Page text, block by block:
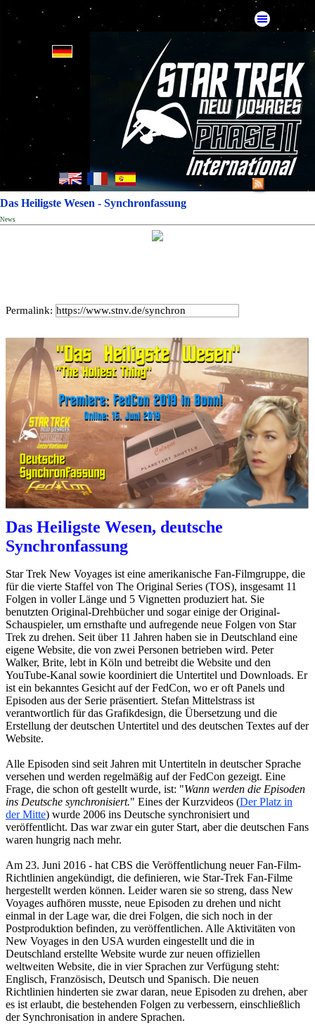
Das Heiligste Wesen - Synchronfassung
News
Permalink:
Das Heiligste Wesen, deutsche
Synchronfassung
Star Trek New Voyages ist eine amerikanische Fan-Filmgruppe, die
für die vierte Staffel von The Original Series (TOS), insgesamt 11
Folgen in voller Länge und 5 Vignetten produziert hat. Sie
benutzten Original-Drehbücher und sogar einige der Original-
Schauspieler, um ernsthafte und aufregende neue Folgen von Star
Trek zu drehen. Seit über 11 Jahren haben sie in Deutschland eine
eigene Website, die von zwei Personen betrieben wird. Peter
Walker, Brite, lebt in Köln und betreibt die Website und den
YouTube-Kanal sowie koordiniert die Untertitel und Downloads. Er
ist ein bekanntes Gesicht auf der FedCon, wo er oft Panels und
Episoden aus der Serie präsentiert. Stefan Mittelstrass ist
verantwortlich für das Grafikdesign, die Übersetzung und die
Erstellung der deutschen Untertitel und des deutschen Textes auf der
Website.
Alle Episoden sind seit Jahren mit Untertiteln in deutscher Sprache
versehen und werden regelmäßig auf der FedCon gezeigt. Eine
Frage, die schon oft gestellt wurde, ist: "Wann werden die Episoden
ins Deutsche synchronisiert." Eines der Kurzvideos (Der Platz in
der Mitte) wurde 2006 ins Deutsche synchronisiert und
veröffentlicht. Das war zwar ein guter Start, aber die deutschen Fans
waren hungrig nach mehr.
Am 23. Juni 2016 - hat CBS die Veröffentlichung neuer Fan-Film-
Richtlinien angekündigt, die definieren, wie Star-Trek Fan-Filme
hergestellt werden können. Leider waren sie so streng, dass New
Voyages aufhören musste, neue Episoden zu drehen und nicht
einmal in der Lage war, die drei Folgen, die sich noch in der
Postproduktion befinden, zu veröffentlichen. Alle Aktivitäten von
New Voyages in den USA wurden eingestellt und die in
Deutschland erstellte Website wurde zur neuen offiziellen
weltweiten Website, die in vier Sprachen zur Verfügung steht:
Englisch, Französisch, Deutsch und Spanisch. Die neuen
Richtlinien hinderten sie zwar daran, neue Episoden zu drehen, aber
es ist erlaubt, die bestehenden Folgen zu verbessern, einschließlich
der Synchronisation in andere Sprachen.